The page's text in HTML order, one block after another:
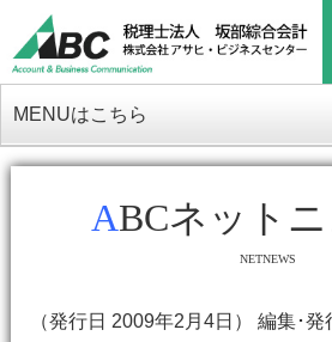
MENUはこちら
ABCネット
NETNEWS
（発行日 2009年2月4日） 編集･